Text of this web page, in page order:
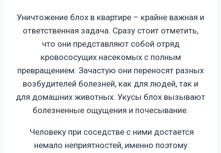
Уничтожение блох в квартире – крайне важная и
ответственная задача. Сразу стоит отметить,
что они представляют собой отряд
кровососущих насекомых с полным
превращением. Зачастую они переносят разных
возбудителей болезней, как для людей, так и
для домашних животных. Укусы блох вызывают
болезненные ощущения и почесывание.
Человеку при соседстве с ними достается
немало неприятностей, именно поэтому